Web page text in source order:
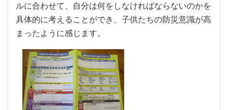
ルに合わせて、自分は何をしなければならないのかを
具体的に考えることができ、子供たちの防災意識が高
まったように感じます。